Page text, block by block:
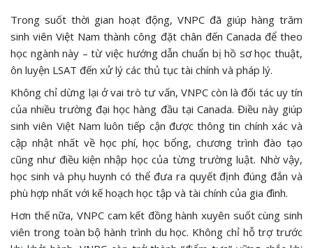
Trong suốt thời gian hoạt động, VNPC đã giúp hàng trăm
sinh viên Việt Nam thành công đặt chân đến Canada để theo
học ngành này – từ việc hướng dẫn chuẩn bị hồ sơ học thuật,
ôn luyện LSAT đến xử lý các thủ tục tài chính và pháp lý.
Không chỉ dừng lại ở vai trò tư vấn, VNPC còn là đối tác uy tín
của nhiều trường đại học hàng đầu tại Canada. Điều này giúp
sinh viên Việt Nam luôn tiếp cận được thông tin chính xác và
cập nhật nhất về học phí, học bổng, chương trình đào tạo
cũng như điều kiện nhập học của từng trường luật. Nhờ vậy,
học sinh và phụ huynh có thể đưa ra quyết định đúng đắn và
phù hợp nhất với kế hoạch học tập và tài chính của gia đình.
Hơn thế nữa, VNPC cam kết đồng hành xuyên suốt cùng sinh
viên trong toàn bộ hành trình du học. Không chỉ hỗ trợ trước